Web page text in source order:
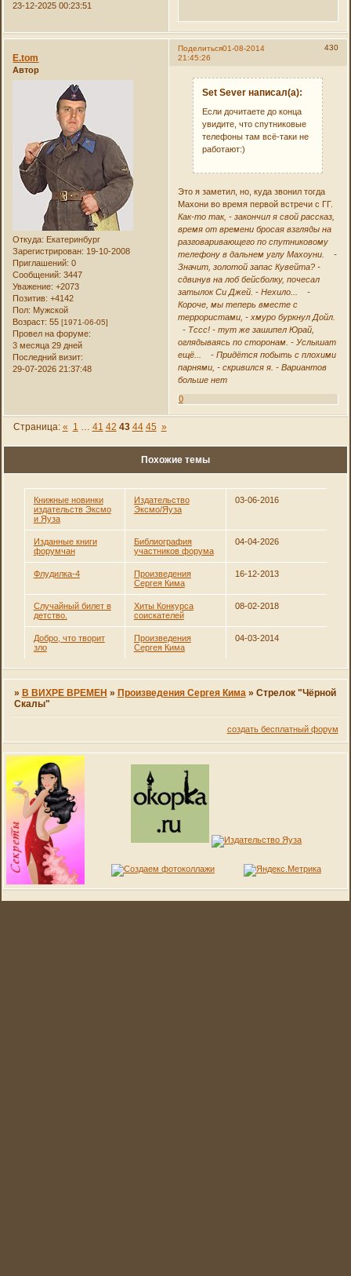
23-12-2025 00:23:51
Поделиться 430
01-08-2014
21:45:26
E.tom
Автор
Откуда: Екатеринбург
Зарегистрирован: 19-10-2008
Приглашений: 0
Сообщений: 3447
Уважение: +2073
Позитив: +4142
Пол: Мужской
Возраст: 55[1971-06-05]
Провел на форуме:
3 месяца 29 дней
Последний визит:
29-07-2026 21:37:48
Set Sever написал(а):
Если дочитаете до конца
увидите, что спутниковые
телефоны там всё-таки не
работают:)
Это я заметил, но, куда звонил тогда
Махони во время первой встречи с ГГ.
Как-то так, - закончил я свой рассказ,
время от времени бросая взгляды на
разговаривающего по спутниковому
телефону в дальнем углу Махоуни. -
Значит, золотой запас Кувейта? -
сдвинув на лоб бейсболку, почесал
затылок Си Джей. - Нехило... -
Короче, мы теперь вместе с
террористами, - хмуро буркнул Дойл.
- Тссс! - тут же зашипел Юрай,
оглядываясь по сторонам. - Услышат
ещё... - Придётся побыть с плохими
парнями, - скривился я. - Вариантов
больше нет
0
Страница: « 1 41 42 43 44 45 »
Похожие темы
Книжные новинки
издательств Эксмо
и Яуза
Издательство
Эксмо/Яуза
03-06-2016
Изданные книги
форумчан
Библиография
участников форума
04-04-2026
Флудилка-4
Произведения
Сергея Кима
16-12-2013
Случайный билет в
детство.
Хиты Конкурса
соискателей
08-02-2018
Добро, что творит
зло
Произведения
Сергея Кима
04-03-2014
» В ВИХРЕ ВРЕМЕН » Произведения Сергея Кима » Стрелок "Чёрной
Скалы"
создать бесплатный форум